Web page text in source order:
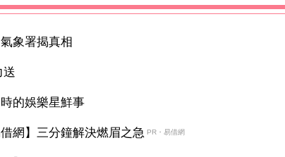
象署揭真相
的娛樂星鮮事
網】三分鐘解決燃眉之急 PR・易借網